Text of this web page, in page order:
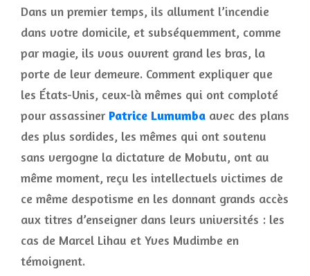
Dans un premier temps, ils allument l’incendie
dans votre domicile, et subséquemment, comme
par magie, ils vous ouvrent grand les bras, la
porte de leur demeure. Comment expliquer que
les États-Unis, ceux-là mêmes qui ont comploté
pour assassiner Patrice Lumumba avec des plans
des plus sordides, les mêmes qui ont soutenu
sans vergogne la dictature de Mobutu, ont au
même moment, reçu les intellectuels victimes de
ce même despotisme en les donnant grands accès
aux titres d’enseigner dans leurs universités : les
cas de Marcel Lihau et Yves Mudimbe en
témoignent.